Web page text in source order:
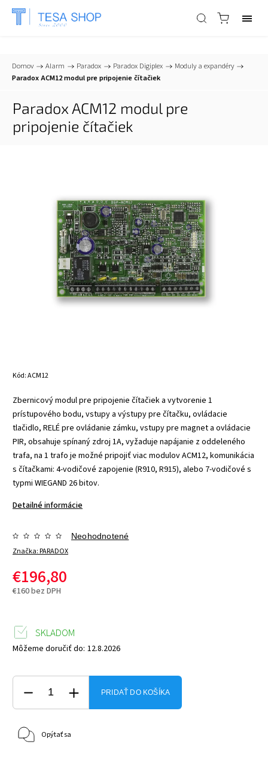
📞+421 903 553 805 info@tesa-systems.sk
Domov / Alarm / Paradox / Paradox Digiplex / Moduly a expandéry /
Paradox ACM12 modul pre pripojenie čítačiek
Paradox ACM12 modul pre
pripojenie čítačiek
Kód:ACM12
Zbernicový modul pre pripojenie čítačiek a vytvorenie 1
prístupového bodu, vstupy a výstupy pre čítačku, ovládacie
tlačidlo, RELÉ pre ovládanie zámku, vstupy pre magnet a ovládacie
PIR, obsahuje spínaný zdroj 1A, vyžaduje napájanie z oddeleného
trafa, na 1 trafo je možné pripojiť viac modulov ACM12, komunikácia
s čítačkami: 4-vodičové zapojenie (R910, R915), alebo 7-vodičové s
typmi WIEGAND 26 bitov.
Detailné informácie
Značka:PARADOX
Neohodnotené
€196,80
€160 bez DPH
SKLADOM
Môžeme doručiť do: 12.8.2026
PRIDAŤ DO KOŠÍKA
Opýtať sa